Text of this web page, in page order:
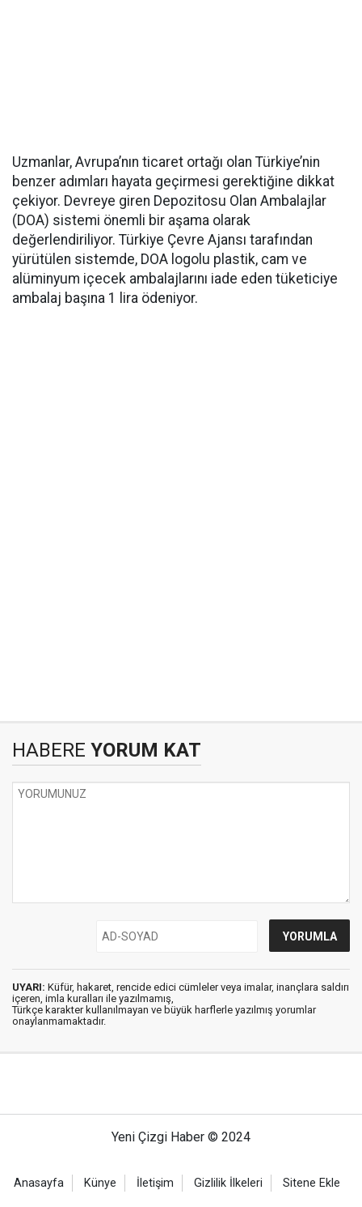
Uzmanlar, Avrupa’nın ticaret ortağı olan Türkiye’nin
benzer adımları hayata geçirmesi gerektiğine dikkat
çekiyor. Devreye giren Depozitosu Olan Ambalajlar
(DOA) sistemi önemli bir aşama olarak
değerlendiriliyor. Türkiye Çevre Ajansı tarafından
yürütülen sistemde, DOA logolu plastik, cam ve
alüminyum içecek ambalajlarını iade eden tüketiciye
ambalaj başına 1 lira ödeniyor.
HABERE YORUM KAT
UYARI: Küfür, hakaret, rencide edici cümleler veya imalar, inançlara saldırı
içeren, imla kuralları ile yazılmamış,
Türkçe karakter kullanılmayan ve büyük harflerle yazılmış yorumlar
onaylanmamaktadır.
Yeni Çizgi Haber © 2024
Anasayfa Künye İletişim Gizlilik İlkeleri Sitene Ekle